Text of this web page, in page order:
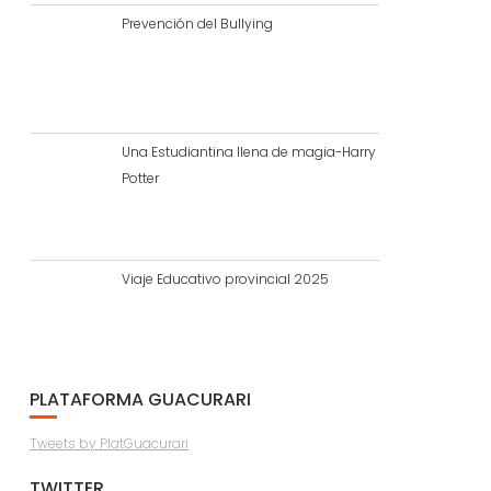
Prevención del Bullying
Una Estudiantina llena de magia-Harry
Potter
Viaje Educativo provincial 2025
PLATAFORMA GUACURARI
Tweets by PlatGuacurari